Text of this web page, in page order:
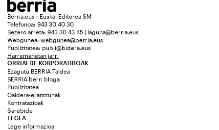
Berria.eus - Euskal Editorea SM
Telefonoa: 943 30 40 30
Bezero arreta: 943 30 43 45 | laguna@berria.eus
Webgunea: webgunea@berria.eus
Publizitatea: publi@bidera.eus
Harremanetan jarri
ORRIALDE KORPORATIBOAK
Ezagutu BERRIA Taldea
BERRIA berri bloga
Publizitatea
Galdera-erantzunak
Kontratazioak
Sarebide
LEGEA
Lege informazioa